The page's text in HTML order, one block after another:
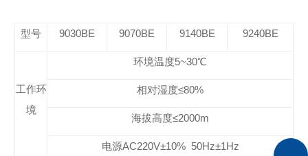
型号 9030BE 9070BE 9140BE 9240BE
工作环
境
环境温度5~30℃
相对湿度≤80%
海拔高度≤2000m
电源AC220V±10% 50Hz±1Hz